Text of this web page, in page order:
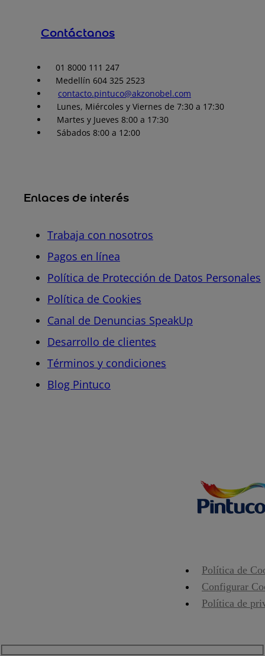
Contáctanos
01 8000 111 247
Medellín 604 325 2523
contacto.pintuco@akzonobel.com
Lunes, Miércoles y Viernes de 7:30 a 17:30
Martes y Jueves 8:00 a 17:30
Sábados 8:00 a 12:00
Enlaces de interés
Trabaja con nosotros
Pagos en línea
Política de Protección de Datos Personales
Política de Cookies
Canal de Denuncias SpeakUp
Desarrollo de clientes
Términos y condiciones
Blog Pintuco
Política de
Configurar
Política de